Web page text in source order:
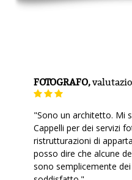
FOTOGRAFO,
"Sono un architetto. Mi
Cappelli per dei servizi
ristrutturazioni di
posso dire che alcune
sono semplicemente